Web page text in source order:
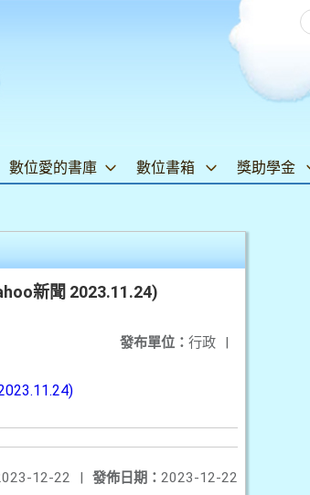
數位愛的書庫 數位書箱 獎助學金
新聞 2023.11.24)
發布單位： 行政 |
發佈日期： 2023-12-22
12-22 |